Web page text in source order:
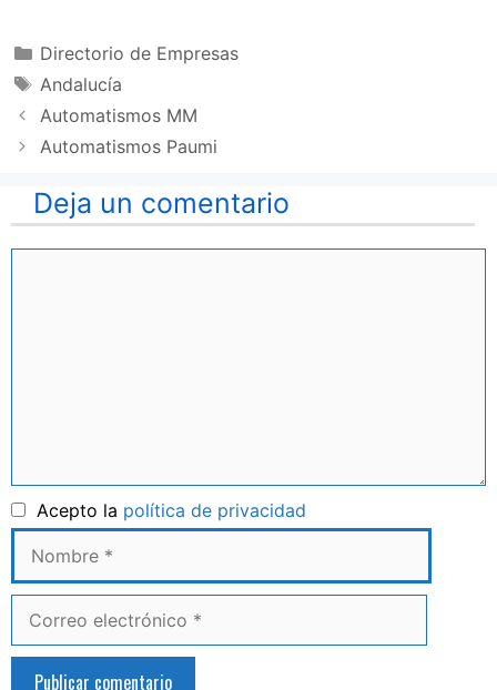
Categorías
Directorio de Empresas
Etiquetas
Andalucía
Automatismos MM
Automatismos Paumi
Deja un comentario
Acepto la política de privacidad